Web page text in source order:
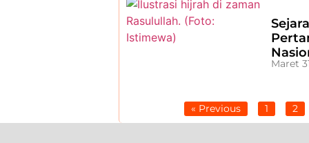
Maret
« Previous 1 2